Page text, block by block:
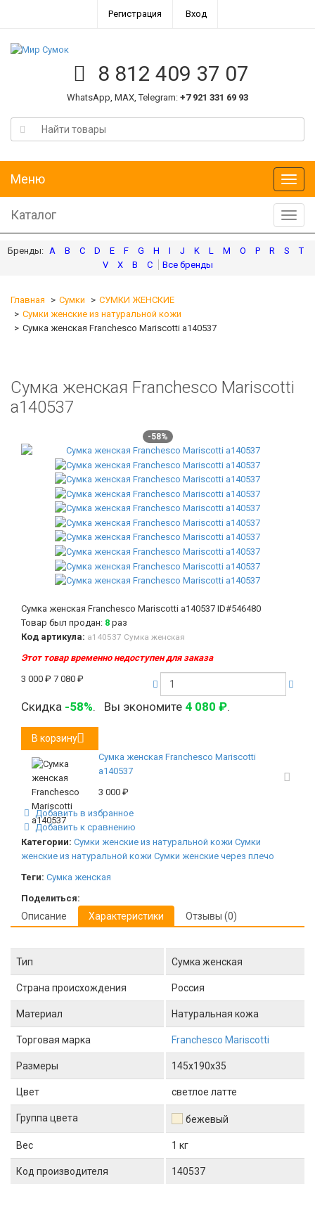
Регистрация Вход
8 812 409 37 07
WhatsApp, MAX, Telegram: +7 921 331 69 93
Меню
Меню
Каталог
A B C D E F G H I J K L M O P R S
T
V
X В С
Главная Сумки
СУМКИ ЖЕНСКИЕ
Сумки женские из натуральной кожи
Сумка женская Franchesco Mariscotti а140537
Сумка женская Franchesco Mariscotti
а140537
-58%
Сумка женская Franchesco Mariscotti а140537 ID#546480
Товар был продан: 8 раз
Код артикула: а140537 Сумка женская
Этот товар временно недоступен для заказа
3 000 ₽ 7 080 ₽
Скидка -58%. Вы экономите 4 080 ₽.
В корзину
Сумка женская Franchesco Mariscotti
а140537
3 000 ₽
Добавить в избранное
Добавить к сравнению
Категории: Сумки женские из натуральной кожи Сумки
женские из натуральной кожи Сумки женские через плечо
Теги: Сумка женская
Поделиться:
Описание Характеристики Отзывы (0)
Тип Сумка женская
Страна происхождения Россия
Материал Натуральная кожа
Торговая марка Franchesco Mariscotti
Размеры 145x190x35
Цвет светлое латте
Группа цвета бежевый
Вес 1 кг
Код производителя 140537